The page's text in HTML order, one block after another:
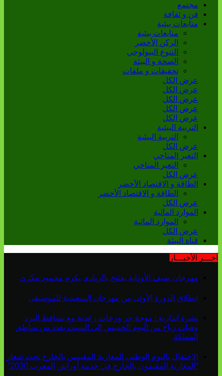
مجتمع
فن و ثقافة
متابعات بيئية
متابعات بيئية
الركن الأخضر
التنوع البيولوجي
الصحة و البيئة
تحقيقات و ملفات
عرض الكل
عرض الكل
عرض الكل
عرض الكل
عرض الكل
التربية البيئية
التربية البيئية
عرض الكل
التغير المناخي
التغير المناخي
عرض الكل
الطاقة و الاقتصاد الأخضر
الطاقة و الاقتصاد الأخضر
عرض الكل
الموارد المائية
الموارد المائية
عرض الكل
قناة البيئة
آخـــر الأخبـــار
مهرجان صيف الأوداية يفتتح بالزبادي يكرم محمود مكري
انطلاق الدورة الأولى من مهرجان السعيدية للموسيقى
نشرة انذارية : موجة حر وزخات رعدية مع تساقط البرد
وهبات رياح من اليوم الخميس إلى السبت بعدد من مناطق
المملكة
الاحتفال باليوم الوطني للمغاربة المقيمين بالخارج تحت شعار
“المغاربة المقيمون بالخارج في خدمة أوراش المغرب 2030”